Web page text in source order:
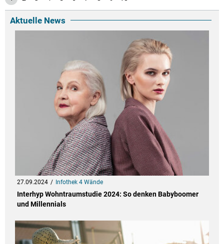
Aktuelle News
27.09.2024 Infothek 4 Wände
Interhyp Wohntraumstudie 2024: So denken Babyboomer
und Millennials